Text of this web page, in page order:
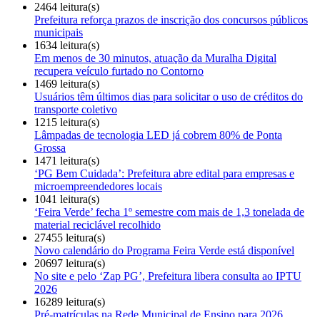
2464 leitura(s)
Prefeitura reforça prazos de inscrição dos concursos públicos
municipais
1634 leitura(s)
Em menos de 30 minutos, atuação da Muralha Digital
recupera veículo furtado no Contorno
1469 leitura(s)
Usuários têm últimos dias para solicitar o uso de créditos do
transporte coletivo
1215 leitura(s)
Lâmpadas de tecnologia LED já cobrem 80% de Ponta
Grossa
1471 leitura(s)
‘PG Bem Cuidada’: Prefeitura abre edital para empresas e
microempreendedores locais
1041 leitura(s)
‘Feira Verde’ fecha 1º semestre com mais de 1,3 tonelada de
material reciclável recolhido
27455 leitura(s)
Novo calendário do Programa Feira Verde está disponível
20697 leitura(s)
No site e pelo ‘Zap PG’, Prefeitura libera consulta ao IPTU
2026
16289 leitura(s)